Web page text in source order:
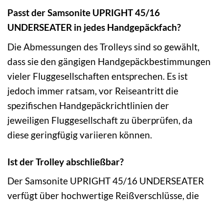
Passt der Samsonite UPRIGHT 45/16
UNDERSEATER in jedes Handgepäckfach?
Die Abmessungen des Trolleys sind so gewählt,
dass sie den gängigen Handgepäckbestimmungen
vieler Fluggesellschaften entsprechen. Es ist
jedoch immer ratsam, vor Reiseantritt die
spezifischen Handgepäckrichtlinien der
jeweiligen Fluggesellschaft zu überprüfen, da
diese geringfügig variieren können.
Ist der Trolley abschließbar?
Der Samsonite UPRIGHT 45/16 UNDERSEATER
verfügt über hochwertige Reißverschlüsse, die